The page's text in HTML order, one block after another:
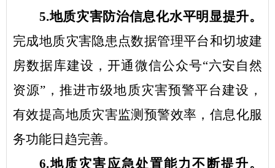
5.地质灾害防治信息化水平明显提升。
完成地质灾害隐患点数据管理平台和切坡建
房数据库建设，开通微信公众号“六安自然
资源”，推进市级地质灾害预警平台建设，
有效提高地质灾害监测预警效率，信息化服
务功能日趋完善。
6.地质灾害应急处置能力不断提升。